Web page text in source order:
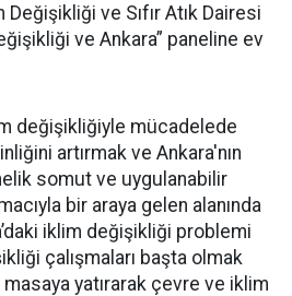
ve Sıfır Atık Dairesi
ve Ankara” paneline ev
değişikliğiyle mücadelede
artırmak ve Ankara'nın
somut ve uygulanabilir
bir araya gelen alanında
iklim değişikliği problemi
çalışmaları başta olmak
yatırarak çevre ve iklim